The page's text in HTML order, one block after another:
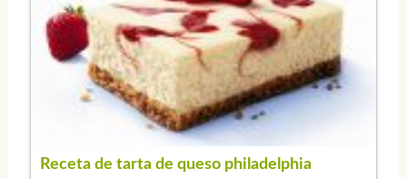
Receta de tarta de queso philadelphia